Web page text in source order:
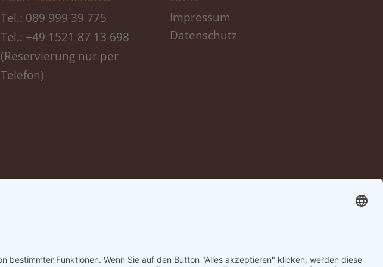
Tel.: 089 999 39 775
Tel.: +49 1521 87 13 698
(Reservierung nur per
Telefon)
Impressum
Datenschutz